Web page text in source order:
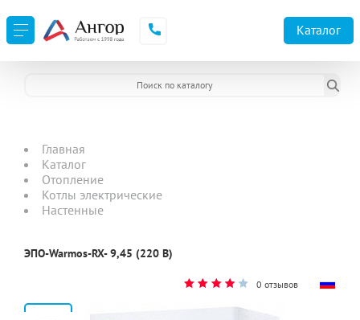
Каталог
Главная
Каталог
Отопление
Котлы электрические
Настенные
ЭПО-Warmos-RX- 9,45 (220 В)
0 отзывов